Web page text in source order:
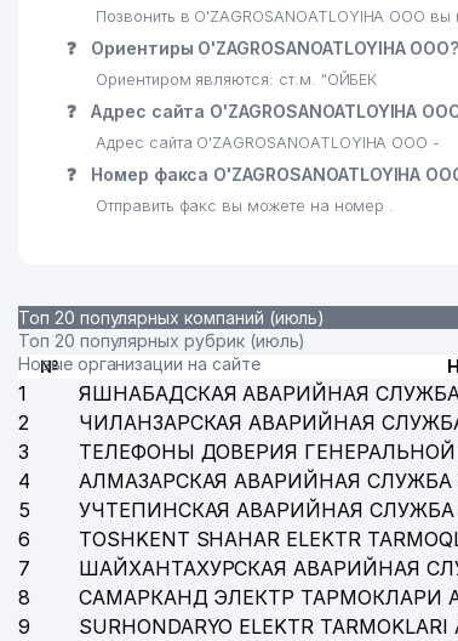
XINJIANG MOER CHEMSCIENCE CO.
30 TOSHUYJOYLITI АО
33 MAR'YAM LUCH ТЧСЖ
34 MARCO POLO TRANSPORTATION ООО
AZBUKA FUTBOLA ЧП
AERODOM-TASHKENT ООО
НАЗАРОВ Р. ИндП
OROM ORZU СЕМЕЙНОЕ ПРЕДПРИЯТИЕ
LIGHT TECHNOLOGY ООО
Позвонить в O'ZAGROSANOATLOYIHA ООО
❓ Ориентиры O'ZAGROSANOATLOYIHA ООО?
Ориентиром являются: ст.м. "ОЙБЕК
❓ Адрес сайта O'ZAGROSANOATLOYIHA
Адрес сайта O'ZAGROSANOATLOYIHA ООО -
❓ Номер факса O'ZAGROSANOATLOYIHA
Отправить факс вы можете на номер .
Топ 20 популярных компаний (июль)
Топ 20 популярных рубрик (июль)
Новые организации на сайте
№
1 ЯШНАБАДСКАЯ АВАРИЙНАЯ
2
ЧИЛАНЗАРСКАЯ АВАРИЙНАЯ
3
ТЕЛЕФОНЫ ДОВЕРИЯ
4
АЛМАЗАРСКАЯ АВАРИЙНАЯ СЛУЖБА
5
УЧТЕПИНСКАЯ АВАРИЙНАЯ СЛУЖБА
6
TOSHKENT SHAHAR ELEKTR
7
ШАЙХАНТАХУРСКАЯ АВАРИЙНАЯ
8
САМАРКАНД ЭЛЕКТР ТАРМОКЛАРИ
9
SURHONDARYO ELEKTR TARMOKLARI